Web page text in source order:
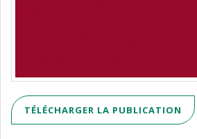
TÉLÉCHARGER LA PUBLICATION